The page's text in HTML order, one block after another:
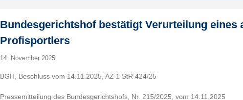
Bundesgerichtshof bestätigt Verurteilung eines
Profisportlers
14. November 2025
BGH, Beschluss vom 14.11.2025, AZ 1 StR 424/25
Pressemitteilung des Bundesgerichtshofs, Nr. 215/2025, vom 14.11.2025